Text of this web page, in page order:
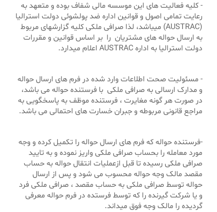
- کلیه فعالیت های این موسسه مالی شفاف بوده و متعهد به
رعایت تمامی اصول و قوانین اداره ضد پولشوئی دولت استرالیا
(AUSTRAC) میباشد، لذا صرافی ملکی کلیه گزارشهای مربوط
به ارسال حواله های مشتریان را بر اساس قوانین و مقررات
دولت استرالیا به اداره AUSTRAC اعلام میدارد.
- مسئولیت صحت اطلاعات وارد شده در فرم های ارسال حواله
و مدارک ارسالی به صرافی ملکی با فرستنده حواله می باشد،
در صورت هر گونه مغایرت ، فرستنده موظف به پاسخگویی به
مراجع قانونی مربوطه و جبران خسارت های احتمالی می باشد.
-فرستنده حواله که فرم های ارسال حواله را تکمیل کرده و وجه
مورد معامله را بحساب صرافی ملکی واریز نموده و به تایید
صرافی ملکی رسیده تا قبل ازعملیات انتقال حواله به حساب
مقصد مالک وجه حواله محسوب می شود و پس از ارسال
حواله توسط صرافی ملکی به حساب مقصد ، صرافی ملکی فرد
و یا شرکت گیرنده را که توسط فرستده در فرم حواله معرفی
گردیده را مالک وجه فوق میداند.